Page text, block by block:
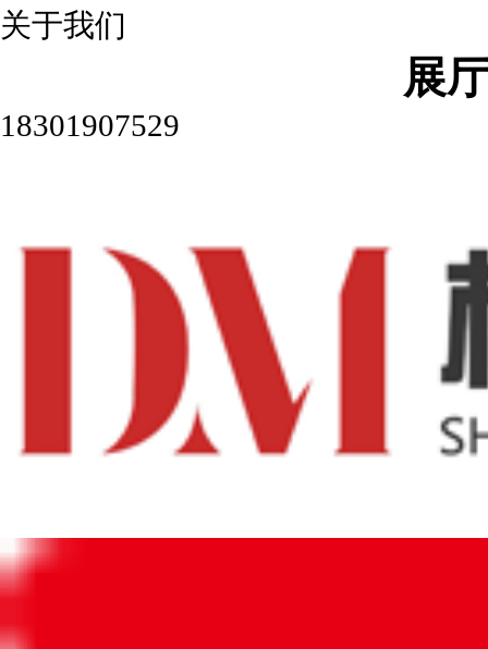
关于我们
展
18301907529